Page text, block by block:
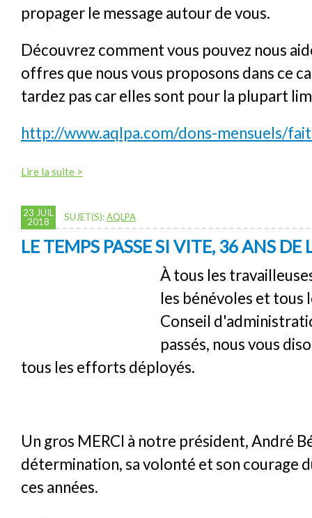
propager le message autour de vous.
Découvrez comment vous pouvez nous
offres que nous vous proposons dans ce
tardez pas car elles sont pour la plupart
http://www.aqlpa.com/dons-mensuels/
Lire la suite >
23 JUIL
2018
SUJET(S):AQLPA
LE TEMPS PASSE SI VITE, 36 ANS DE
À tous les
les bénévoles et tous
Conseil
passés, nous vous
tous les efforts déployés.
Un gros MERCI à notre président, André
détermination, sa volonté et son courage
ces années.